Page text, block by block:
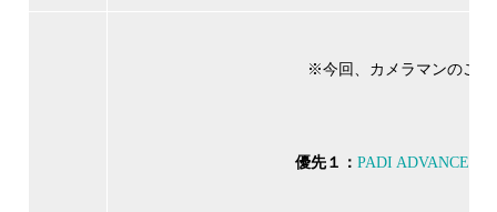
※今回、カメラマンのご用
優先１： PADI ADVANCED